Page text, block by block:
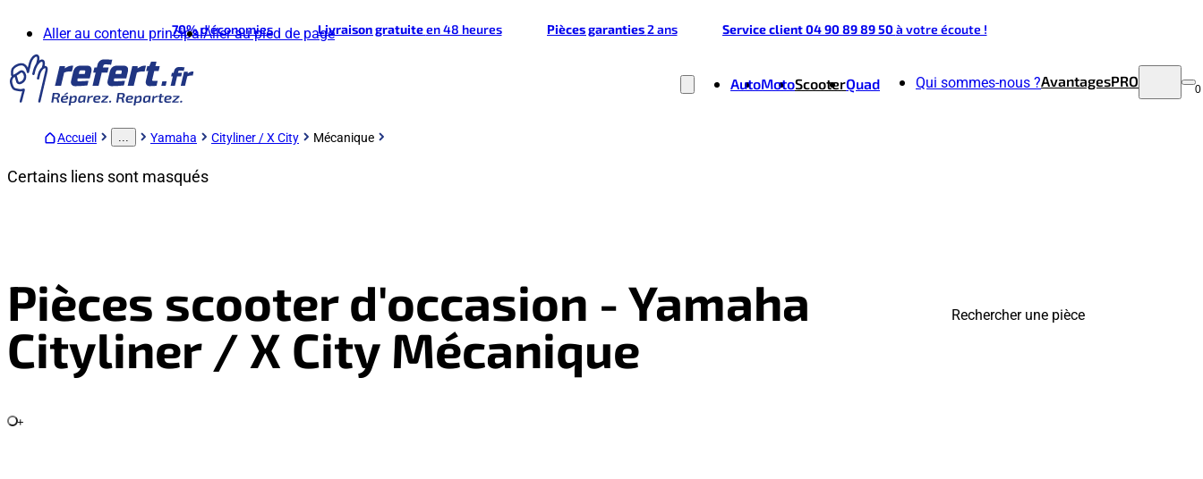
Aller au contenu principalAller au pied de page
70%d'économies Livraison gratuiteen 48 heures Pièces garanties2 ans Service client 04 90 89 89 50à votre écoute !
AutoMotoScooterQuad Qui sommes-nous ?AvantagesPRO 0
Accueil ... Yamaha Cityliner / X City Mécanique
Certains liens sont masqués
Pièces scooter d'occasion - Yamaha
Cityliner / X City Mécanique
+
Rechercher une pièce